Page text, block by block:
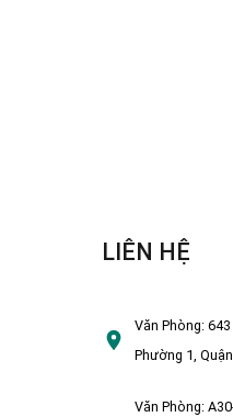
LIÊN HỆ
Văn Phòng:643
Phường 1,
Văn Phòng: